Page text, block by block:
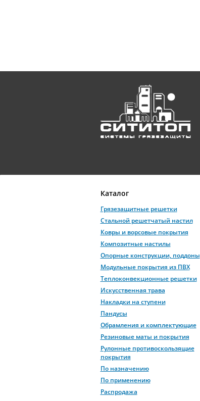
Каталог
Грязезащитные решетки
Стальной решетчатый настил
Ковры и ворсовые покрытия
Композитные настилы
Опорные конструкции, поддоны
Модульные покрытия из ПВХ
Теплоконвекционные решетки
Искусственная трава
Накладки на ступени
Пандусы
Обрамления и комплектующие
Резиновые маты и покрытия
Рулонные противоскользящие
покрытия
По назначению
По применению
Распродажа